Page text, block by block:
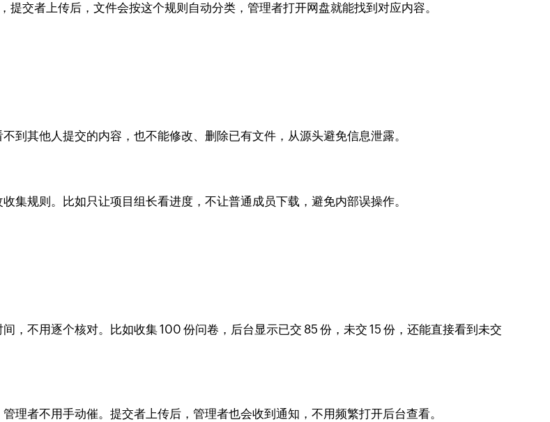
提交者上传后，文件会按这个规则自动分类，管理者打开网盘就能找到对应内容。
到其他人提交的内容，也不能修改、删除已有文件，从源头避免信息泄露。
集规则。比如只让项目组长看进度，不让普通成员下载，避免内部误操作。
，不用逐个核对。比如收集 100 份问卷，后台显示已交 85 份，未交 15 份，还能直接看到未交
理者不用手动催。提交者上传后，管理者也会收到通知，不用频繁打开后台查看。